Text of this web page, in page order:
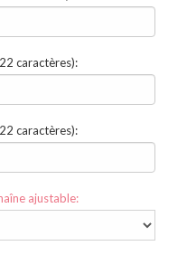
caractères):
caractères):
ajustable: